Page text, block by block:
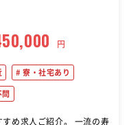
円
寮・社宅あり
ご紹介。 一流の寿